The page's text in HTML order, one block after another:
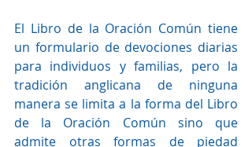
El Libro de la Oración Común tiene
un formulario de devociones diarias
para individuos y familias, pero la
tradición anglicana de ninguna
manera se limita a la forma del Libro
de la Oración Común sino que
admite otras formas de piedad